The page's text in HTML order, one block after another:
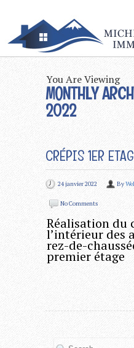
You Are Viewing
MONTHLY
2022
CRÉPIS 1ER
24 janvier 2022 By
No Comments
Réalisation du
l’intérieur des
rez-de-
premier étage